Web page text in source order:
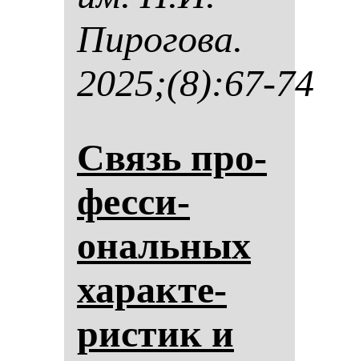
Пи­ро­го­ва.
2025;(8):67-74
Связь про­
фес­си­
ональ­ных
ха­рак­те­
рис­тик и